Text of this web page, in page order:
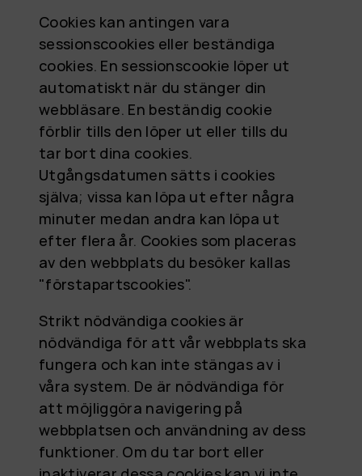
Cookies kan antingen vara
sessionscookies eller beständiga
cookies. En sessionscookie löper ut
automatiskt när du stänger din
webbläsare. En beständig cookie
förblir tills den löper ut eller tills du
tar bort dina cookies.
Utgångsdatumen sätts i cookies
själva; vissa kan löpa ut efter några
minuter medan andra kan löpa ut
efter flera år. Cookies som placeras
av den webbplats du besöker kallas
"förstapartscookies".
Strikt nödvändiga cookies är
nödvändiga för att vår webbplats ska
fungera och kan inte stängas av i
våra system. De är nödvändiga för
att möjliggöra navigering på
webbplatsen och användning av dess
funktioner. Om du tar bort eller